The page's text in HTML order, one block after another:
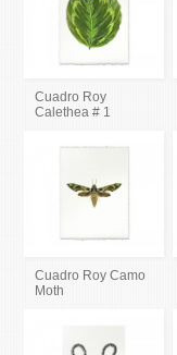
Cuadro Roy
Calethea # 1
Cuadro Roy Camo
Moth